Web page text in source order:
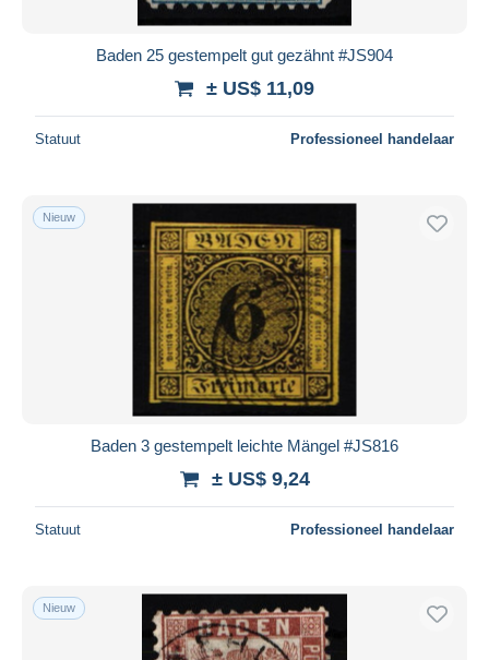
Baden 25 gestempelt gut gezähnt #JS904
± US$ 11,09
Statuut Professioneel handelaar
Nieuw
Baden 3 gestempelt leichte Mängel #JS816
± US$ 9,24
Statuut Professioneel handelaar
Nieuw